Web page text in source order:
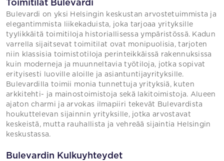
Toimitilat Bulevardi
Bulevardi on yksi Helsingin keskustan arvostetuimmista ja
elegantimmista liikekaduista, joka tarjoaa yrityksille
tyylikkäitä toimitiloja historiallisessa ympäristössä. Kadun
varrella sijaitsevat toimitilat ovat monipuolisia, tarjoten
niin klassisia toimistotiloja perinteikkäissä rakennuksissa
kuin moderneja ja muunneltavia työtiloja, jotka sopivat
erityisesti luoville aloille ja asiantuntijayrityksille.
Bulevardilla toimii monia tunnettuja yrityksiä, kuten
arkkitehti- ja mainostoimistoja sekä lakitoimistoja. Alueen
ajaton charmi ja arvokas ilmapiiri tekevät Bulevardista
houkuttelevan sijainnin yrityksille, jotka arvostavat
keskeistä, mutta rauhallista ja vehreää sijaintia Helsingin
keskustassa.
Bulevardin Kulkuyhteydet